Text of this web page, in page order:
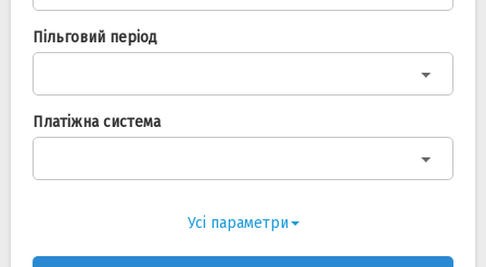
Пільговий період
Платіжна система
Усі параметри